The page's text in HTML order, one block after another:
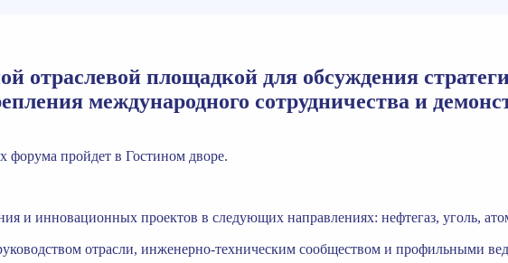
отраслевой площадкой для обсуждения
международного сотрудничества и
форума пройдет в Гостином дворе.
и инновационных проектов в следующих направлениях: нефтегаз, уголь,
отрасли, инженерно-техническим сообществом и профильными